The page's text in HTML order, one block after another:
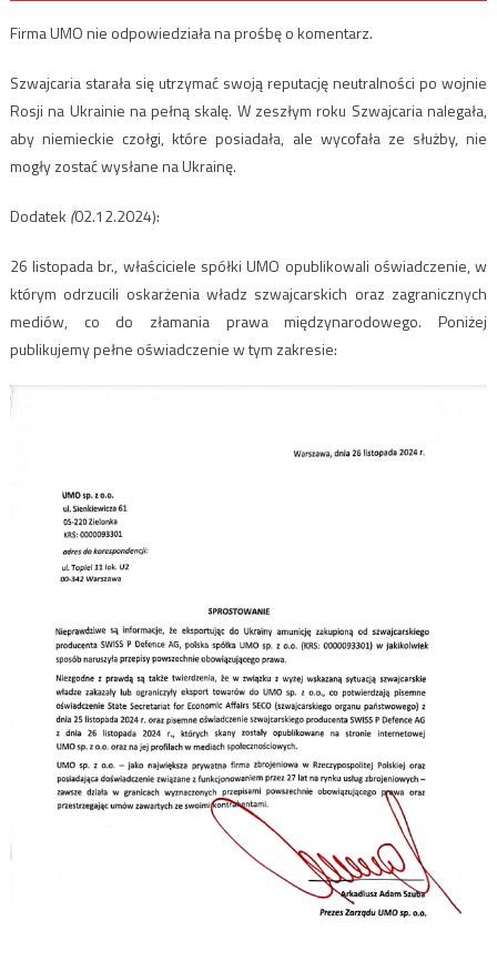
Firma UMO nie odpowiedziała na prośbę o komentarz.
Szwajcaria starała się utrzymać swoją reputację neutralności po wojnie
Rosji na Ukrainie na pełną skalę. W zeszłym roku Szwajcaria nalegała,
aby niemieckie czołgi, które posiadała, ale wycofała ze służby, nie
mogły zostać wysłane na Ukrainę.
Dodatek (02.12.2024):
26 listopada br., właściciele spółki UMO opublikowali oświadczenie, w
którym odrzucili oskarżenia władz szwajcarskich oraz zagranicznych
mediów, co do złamania prawa międzynarodowego. Poniżej
publikujemy pełne oświadczenie w tym zakresie: